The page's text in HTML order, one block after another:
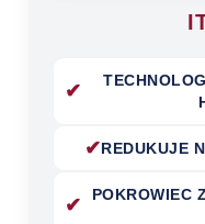
✔
✔REDUKUJE
✔
POKROWIEC